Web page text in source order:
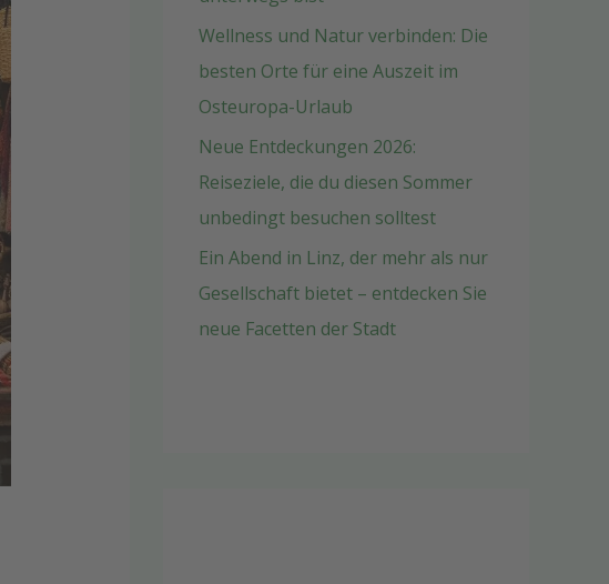
Wellness und Natur verbinden: Die
besten Orte für eine Auszeit im
Osteuropa-Urlaub
Neue Entdeckungen 2026:
Reiseziele, die du diesen Sommer
unbedingt besuchen solltest
Ein Abend in Linz, der mehr als nur
Gesellschaft bietet – entdecken Sie
neue Facetten der Stadt